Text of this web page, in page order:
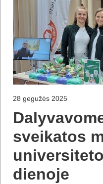
28 gegužės 2025
sveikatos
dienoje